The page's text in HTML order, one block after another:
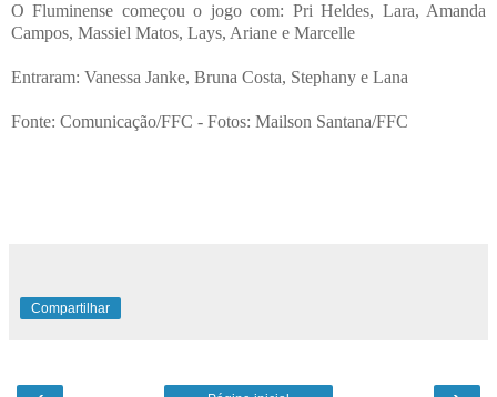
O Fluminense começou o jogo com: Pri Heldes, Lara, Amanda
Campos, Massiel Matos, Lays, Ariane e Marcelle
Entraram: Vanessa Janke, Bruna Costa, Stephany e Lana
Fonte: Comunicação/FFC - Fotos: Mailson Santana/FFC
Compartilhar